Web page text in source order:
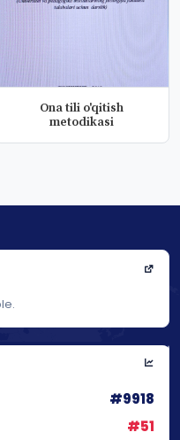
Ona tili o'qitish
metodikasi
#9918
#51